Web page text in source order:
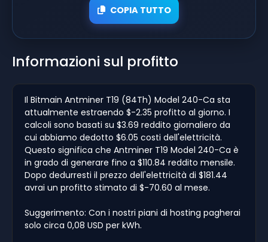
COPIA TUTTO
Informazioni sul profitto
Il Bitmain Antminer T19 (84Th) Model 240-Ca sta
attualmente estraendo $-2.35 profitto al giorno. I
calcoli sono basati su $3.69 reddito giornaliero da
cui abbiamo dedotto $6.05 costi dell'elettricità.
Questo significa che Antminer T19 Model 240-Ca è
in grado di generare fino a $110.84 reddito mensile.
Dopo dedurresti il prezzo dell'elettricità di $181.44
avrai un profitto stimato di $-70.60 al mese.
Suggerimento: Con i nostri piani di hosting pagherai
solo circa 0,08 USD per kWh.